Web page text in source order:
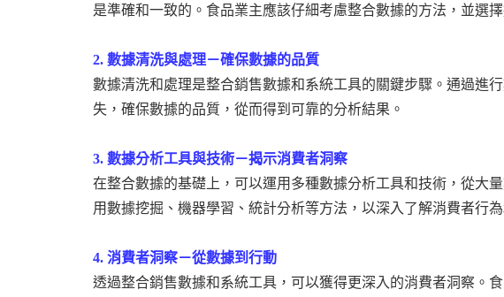
是準確和一致的。食品業主應該仔細考慮整合數據的方法，並選
2.數據清洗與處理－確保數據的品質
數據清洗和處理是整合銷售數據和系統工具的關鍵步驟。通過進
失，確保數據的品質，從而得到可靠的分析結果。
3.數據分析工具與技術－揭示消費者洞察
在整合數據的基礎上，可以運用多種數據分析工具和技術，從大
用數據挖掘、機器學習、統計分析等方法，以深入了解消費者行為
4.消費者洞察－從數據到行動
透過整合銷售數據和系統工具 ，可以獲得更深入的消費者洞察。